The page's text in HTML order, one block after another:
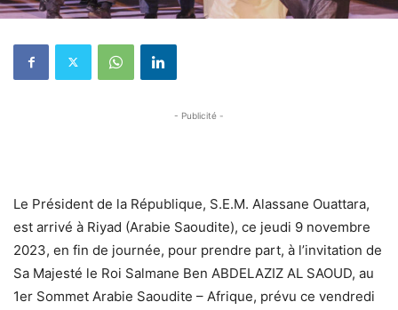
- Publicité -
Le Président de la République, S.E.M. Alassane Ouattara,
est arrivé à Riyad (Arabie Saoudite), ce jeudi 9 novembre
2023, en fin de journée, pour prendre part, à l’invitation de
Sa Majesté le Roi Salmane Ben ABDELAZIZ AL SAOUD, au
1er Sommet Arabie Saoudite – Afrique, prévu ce vendredi